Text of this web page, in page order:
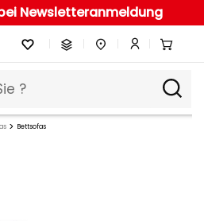
Newsletteranmeldung
Bettsofas